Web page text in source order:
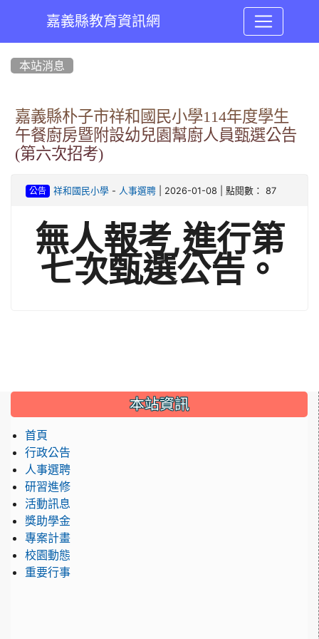
嘉義縣教育資訊網
本站消息
嘉義縣朴子市祥和國民小學114年度學生
午餐廚房暨附設幼兒園幫廚人員甄選公告
(第六次招考)
公告 祥和國民小學- 人事選聘| 2026-01-08 | 點閱數： 87
無人報考,進行第
七次甄選公告。
::: 本站資訊
首頁
行政公告
人事選聘
研習進修
活動訊息
獎助學金
專案計畫
校園動態
重要行事